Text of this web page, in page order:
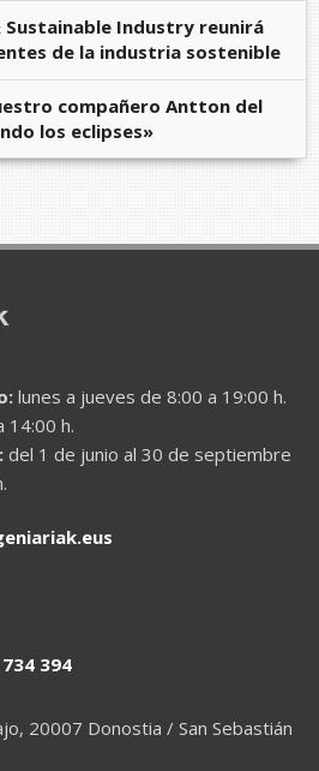
Sustainable Industry reunirá
de la industria sostenible
compañero Antton del
los eclipses»
lunes a jueves de 8:00 a 19:00 h.
14:00 h.
del 1 de junio al 30 de septiembre
394
20007 Donostia / San Sebastián